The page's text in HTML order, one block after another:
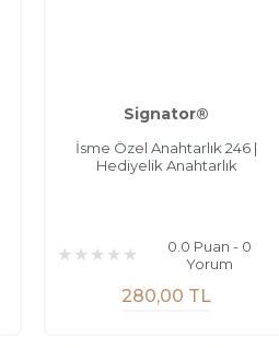
Signator®
İsme Özel Anahtarlık 246 |
Hediyelik Anahtarlık
0.0 Puan - 0
Yorum
280,00 TL